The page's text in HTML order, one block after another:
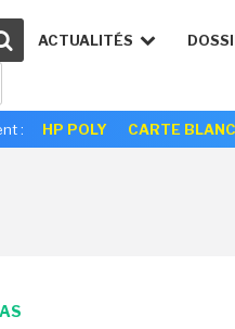
ACTUALITÉS
: HP POLY CARTE